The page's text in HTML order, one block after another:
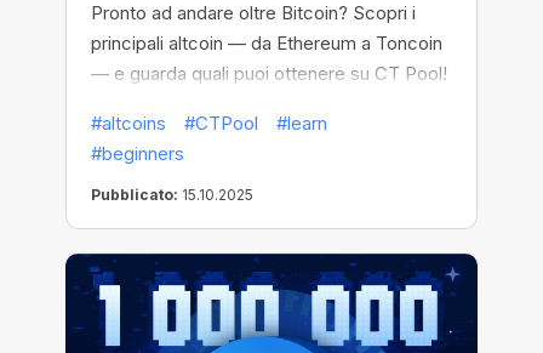
Pronto ad andare oltre Bitcoin? Scopri i
principali altcoin — da Ethereum a Toncoin
— e guarda quali puoi ottenere su CT Pool!
#altcoins #CTPool
#learn
#beginners
Pubblicato: 15.10.2025